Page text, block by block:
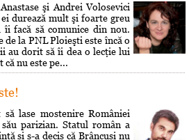
şi Andrei Volosevici
durează mult şi foarte greu
îi facă să comunice din nou.
la PNL Ploieşti este încă o
au dorit să îi dea o lecţie lui
nu este pe...
lase mostenire României
parizian. Statul român a
si s-a decis că Brâncusi nu